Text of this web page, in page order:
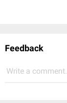
Feedback
Write a comment...